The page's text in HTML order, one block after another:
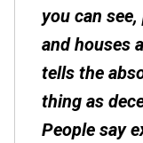
you can
and houses
tells the
thing as
People say